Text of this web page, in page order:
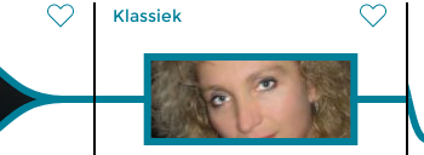
Klassiek